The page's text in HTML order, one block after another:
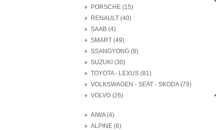
PORSCHE (15)
RENAULT (40)
SAAB (4)
SMART (49)
SSANGYONG (8)
SUZUKI (30)
TOYOTA - LEXUS (81)
VOLKSWAGEN - SEAT - SKODA (79)
VOLVO (26)
AIWA (4)
ALPINE (6)